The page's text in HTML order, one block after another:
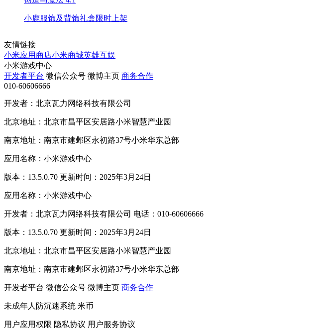
小鹿服饰及背饰礼盒限时上架
友情链接
小米应用商店小米商城英雄互娱
小米游戏中心
开发者平台 微信公众号 微博主页 商务合作
010-60606666
开发者：北京瓦力网络科技有限公司
北京地址：北京市昌平区安居路小米智慧产业园
南京地址：南京市建邺区永初路37号小米华东总部
应用名称：小米游戏中心
版本：13.5.0.70 更新时间：2025年3月24日
应用名称：小米游戏中心
开发者：北京瓦力网络科技有限公司 电话：010-60606666
版本：13.5.0.70 更新时间：2025年3月24日
北京地址：北京市昌平区安居路小米智慧产业园
南京地址：南京市建邺区永初路37号小米华东总部
开发者平台 微信公众号 微博主页 商务合作
未成年人防沉迷系统 米币
用户应用权限 隐私协议 用户服务协议